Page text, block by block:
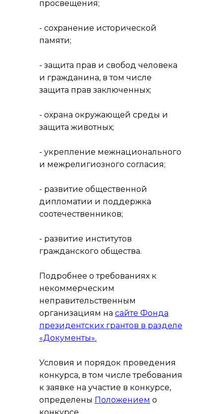
просвещения;
- сохранение исторической
памяти;
- защита прав и свобод человека
и гражданина, в том числе
защита прав заключенных;
- охрана окружающей среды и
защита животных;
- укрепление межнационального
и межрелигиозного согласия;
- развитие общественной
дипломатии и поддержка
соотечественников;
- развитие институтов
гражданского общества.
Подробнее о требованиях к
некоммерческим
неправительственным
организациям на сайте Фонда
президентских грантов в разделе
«Документы».
Условия и порядок проведения
конкурса, в том числе требования
к заявке на участие в конкурсе,
определены Положением о